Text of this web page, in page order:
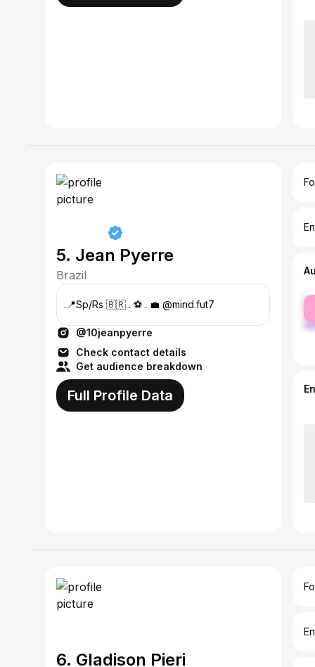
5. Jean Pyerre
Brazil
.📍Sp/Rs 🇧🇷 . ⚽️ . 💼 @mind.fut7
@10jeanpyerre
Check contact details
Get audience breakdown
Full Profile Data
6. Gladison Pieri